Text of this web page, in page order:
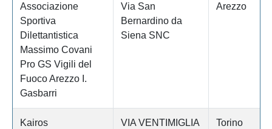
Associazione
Sportiva
Dilettantistica
Massimo Covani
Pro GS Vigili del
Fuoco Arezzo I.
Gasbarri
Via San
Bernardino da
Siena SNC
Arezzo
Kairos
VIA VENTIMIGLIA
Torino